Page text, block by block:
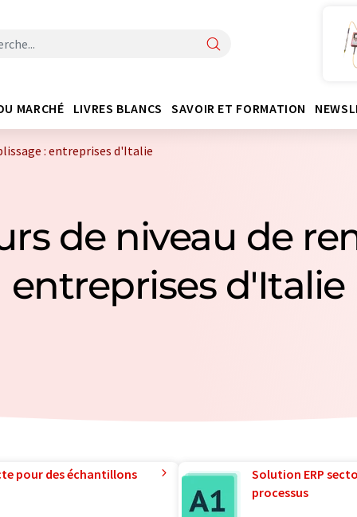
MARCHÉ LIVRES BLANCS SAVOIR ET FORMATION
: entreprises d'Italie
de niveau de
entreprises d'Italie
pour des échantillons
Solution ERP
processus